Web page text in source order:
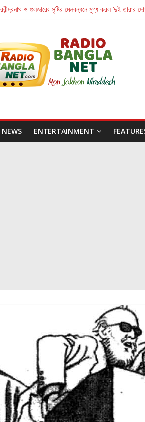
রবীন্দ্রনাথ ও গুলজারের সৃষ্টির মেলবন্ধনে মুগ্ধ করল ‘দুই তারার
Retribution: A Thought-Provoking Short
হাওয়া বদলের টলিউডে ‘তুমি এলে তাই’
NEWS ENTERTAINMENT